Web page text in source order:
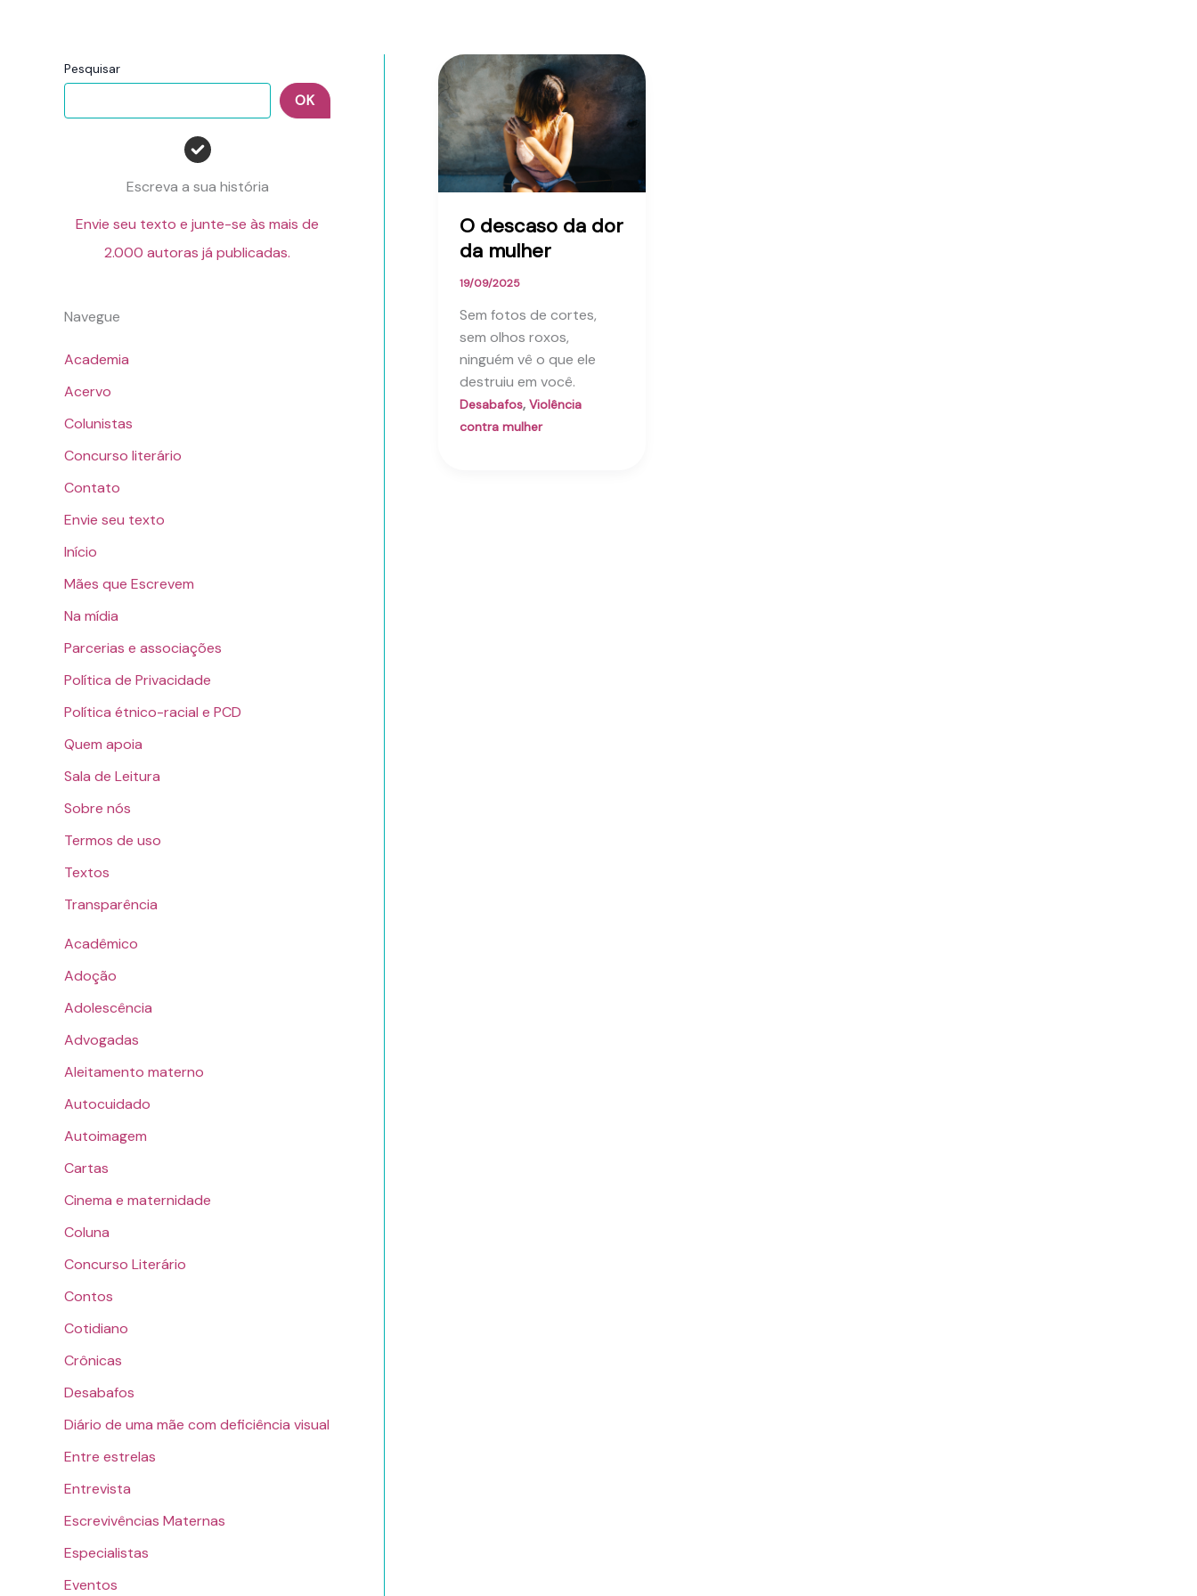
Pesquisar
OK
Escreva a sua história
Envie seu texto e junte-se às mais de
2.000 autoras já publicadas.
Navegue
Academia
Acervo
Colunistas
Concurso literário
Contato
Envie seu texto
Início
Mães que Escrevem
Na mídia
Parcerias e associações
Política de Privacidade
Política étnico-racial e PCD
Quem apoia
Sala de Leitura
Sobre nós
Termos de uso
Textos
Transparência
Acadêmico
Adoção
Adolescência
Advogadas
Aleitamento materno
Autocuidado
Autoimagem
Cartas
Cinema e maternidade
Coluna
Concurso Literário
Contos
Cotidiano
Crônicas
Desabafos
Diário de uma mãe com deficiência visual
Entre estrelas
Entrevista
Escrevivências Maternas
Especialistas
Eventos
O descaso da dor
da mulher
19/09/2025
Sem fotos de cortes,
sem olhos roxos,
ninguém vê o que ele
destruiu em você.
Desabafos, Violência
contra mulher